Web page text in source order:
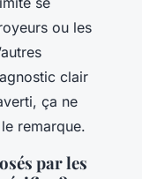
ou les
clair
ça ne
remarque.
par les